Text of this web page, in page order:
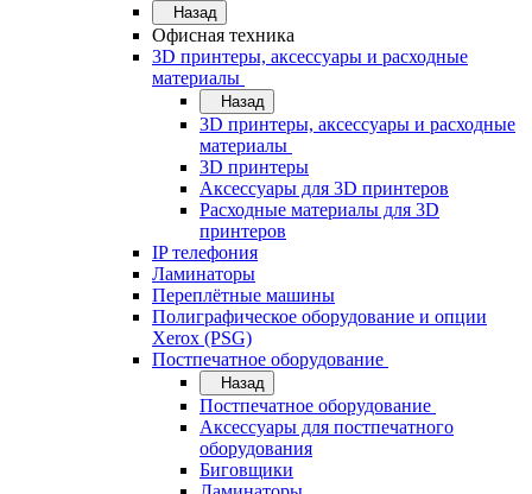
Назад
Офисная техника
3D принтеры, аксессуары и расходные
материалы
Назад
3D принтеры, аксессуары и расходные
материалы
3D принтеры
Аксессуары для 3D принтеров
Расходные материалы для 3D
принтеров
IP телефония
Ламинаторы
Переплётные машины
Полиграфическое оборудование и опции
Xerox (PSG)
Постпечатное оборудование
Назад
Постпечатное оборудование
Аксессуары для постпечатного
оборудования
Биговщики